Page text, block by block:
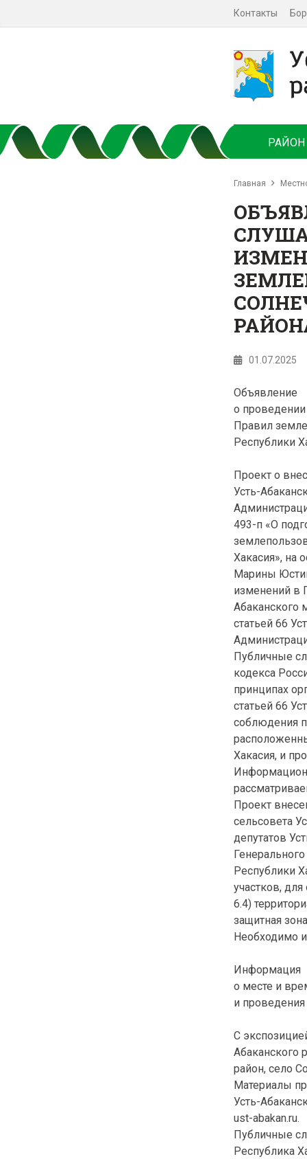
Контакты
РАЙОН
Главная
01.07.2025
Объявление
о
Правил
Республики
Проект о
Усть-
493-п «О
Хакасия», на
Марины
изменений в
Абаканского
статьей 66
Публичные
кодекса
принципах
статьей 66
соблюдения
Хакасия, и
Проект
сельсовета
депутатов
Республики
участков,
6.4)
защитная
Информация
о месте и
и
С
Абаканского
район, село
Материалы
Усть-
ust-abakan.ru.
Публичные
Республика